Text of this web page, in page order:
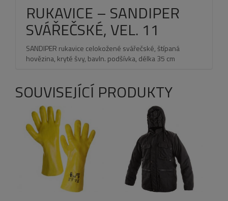
RUKAVICE – SANDIPER
SVÁŘEČSKÉ, VEL. 11
SANDIPER rukavice celokožené svářečské, štípaná
hovězina, kryté švy, bavln. podšívka, délka 35 cm
SOUVISEJÍCÍ PRODUKTY